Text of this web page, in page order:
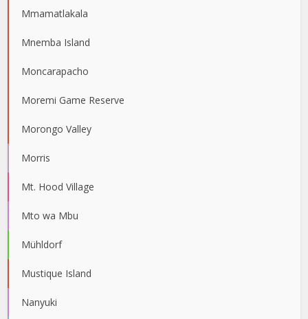
Mmamatlakala
Mnemba Island
Moncarapacho
Moremi Game Reserve
Morongo Valley
Morris
Mt. Hood Village
Mto wa Mbu
Mühldorf
Mustique Island
Nanyuki